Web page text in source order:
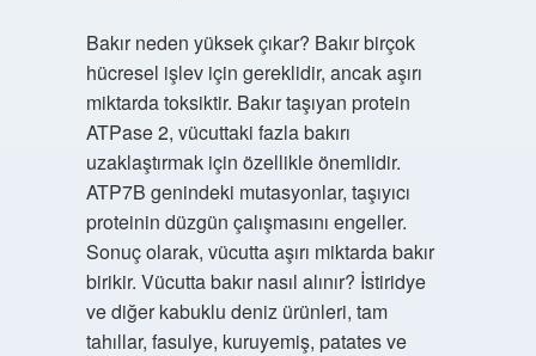
Bakır neden yüksek çıkar? Bakır birçok
hücresel işlev için gereklidir, ancak aşırı
miktarda toksiktir. Bakır taşıyan protein
ATPase 2, vücuttaki fazla bakırı
uzaklaştırmak için özellikle önemlidir.
ATP7B genindeki mutasyonlar, taşıyıcı
proteinin düzgün çalışmasını engeller.
Sonuç olarak, vücutta aşırı miktarda bakır
birikir. Vücutta bakır nasıl alınır? İstiridye
ve diğer kabuklu deniz ürünleri, tam
tahıllar, fasulye, kuruyemiş, patates ve